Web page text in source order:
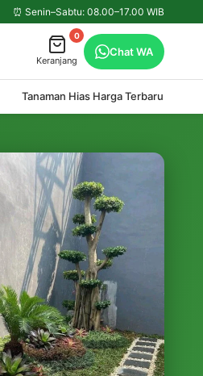
⏰ Senin–Sabtu: 08.00–17.00 WIB
0
Keranjang
Chat WA
Tanaman Hias Harga Terbaru